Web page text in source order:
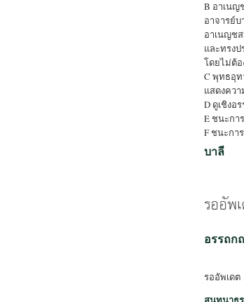
B อาเน
อาจารย์
อาเนญช
และทรง
โดยไม่ต้อ
C พุทธอุท
แสดงคว
D ดูเชิงอ
E ชนะกา
F ชนะกา
บาลี
รออัพ
อรรถก
รออัพเดต